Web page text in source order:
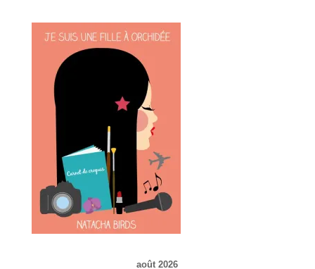
août 2026